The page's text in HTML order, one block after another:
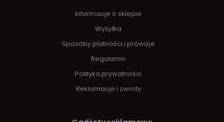
Informacje o sklepie
Wysyłka
Sposoby płatności i prowizje
Regulamin
Polityka prywatności
Reklamacje i zwroty